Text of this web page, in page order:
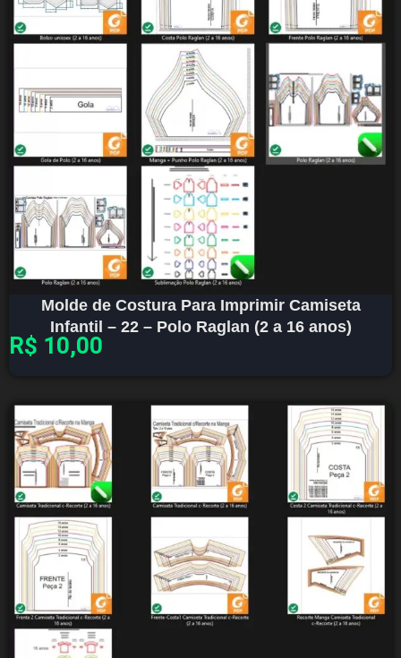
Molde de Costura Para Imprimir Camiseta
Infantil – 22 – Polo Raglan (2 a 16 anos)
R$ 10,00